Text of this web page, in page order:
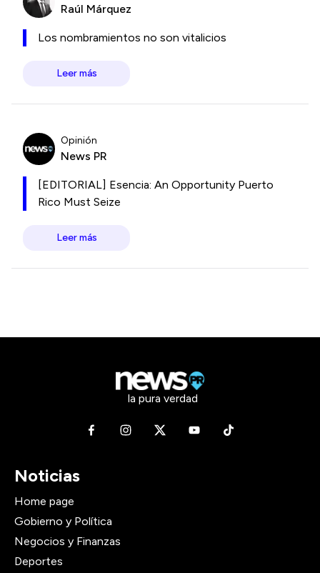
Raúl Márquez
Los nombramientos no son vitalicios
Leer más
Opinión
News PR
[EDITORIAL] Esencia: An Opportunity Puerto
Rico Must Seize
Leer más
la pura verdad
Noticias
Home page
Gobierno y Política
Negocios y Finanzas
Deportes